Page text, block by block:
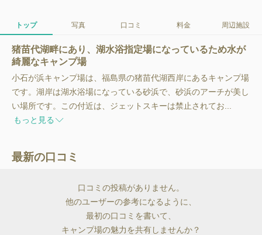
トップ 写真 口コミ 料金 周辺施設
猪苗代湖畔にあり、湖水浴指定場になっているため水が
綺麗なキャンプ場
小石が浜キャンプ場は、福島県の猪苗代湖西岸にあるキャンプ場
です。湖岸は湖水浴場になっている砂浜で、砂浜のアーチが美し
い場所です。この付近は、ジェットスキーは禁止されてお...
もっと見る
最新の口コミ
口コミの投稿がありません。
他のユーザーの参考になるように、
最初の口コミを書いて、
キャンプ場の魅力を共有しませんか？